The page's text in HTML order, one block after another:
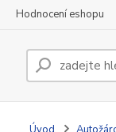
Hodnocení eshopu